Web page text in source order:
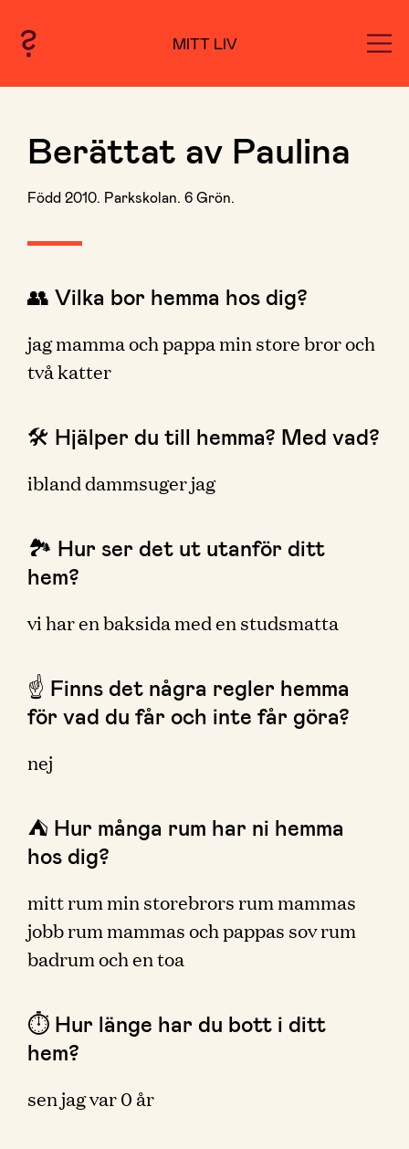
MITT LIV
Berättat av Paulina
Född 2010. Parkskolan. 6 Grön.
👥 Vilka bor hemma hos dig?
jag mamma och pappa min store bror och
två katter
🛠 Hjälper du till hemma? Med vad?
ibland dammsuger jag
🏞 Hur ser det ut utanför ditt
hem?
vi har en baksida med en studsmatta
☝️ Finns det några regler hemma
för vad du får och inte får göra?
nej
⛺️ Hur många rum har ni hemma
hos dig?
mitt rum min storebrors rum mammas
jobb rum mammas och pappas sov rum
badrum och en toa
⏱ Hur länge har du bott i ditt
hem?
sen jag var 0 år